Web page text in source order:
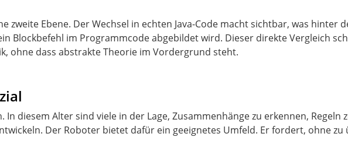
Ebene. Der Wechsel in echten Java-Code macht sichtbar, was hinter
Blockbefehl im Programmcode abgebildet wird. Dieser direkte Vergleich
ohne dass abstrakte Theorie im Vordergrund steht.
In diesem Alter sind viele in der Lage, Zusammenhänge zu erkennen, Regeln
Der Roboter bietet dafür ein geeignetes Umfeld. Er fordert, ohne